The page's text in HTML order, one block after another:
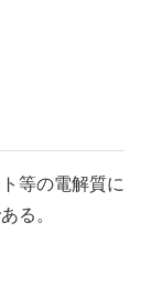
等の電解質に
る。